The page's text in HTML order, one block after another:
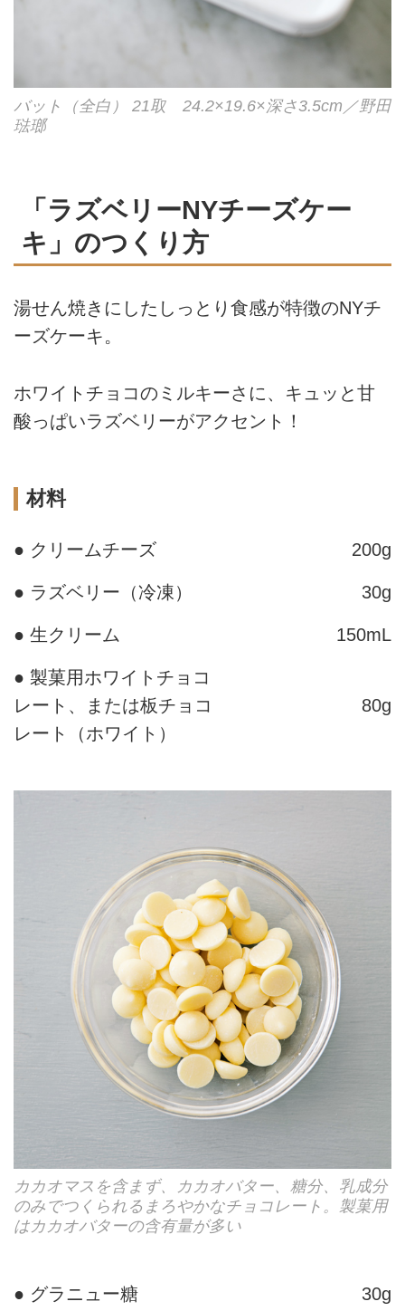
バット（全白） 21取 24.2×19.6×深さ3.5cm／野田
琺瑯
「ラズベリーNYチーズケー
キ」のつくり方
湯せん焼きにしたしっとり食感が特徴のNYチ
ーズケーキ。
ホワイトチョコのミルキーさに、キュッと甘
酸っぱいラズベリーがアクセント！
材料
● クリームチーズ 200g
● ラズベリー（冷凍） 30g
● 生クリーム 150mL
● 製菓用ホワイトチョコ
レート、または板チョコ
レート（ホワイト）
80g
カカオマスを含まず、カカオバター、糖分、乳成分
のみでつくられるまろやかなチョコレート。製菓用
はカカオバターの含有量が多い
● グラニュー糖 30g